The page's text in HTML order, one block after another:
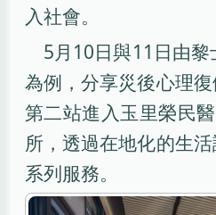
入社會。
5月10日與11日由
為例，分享災後心理
第二站進入玉里榮民
所，透過在地化的生
系列服務。